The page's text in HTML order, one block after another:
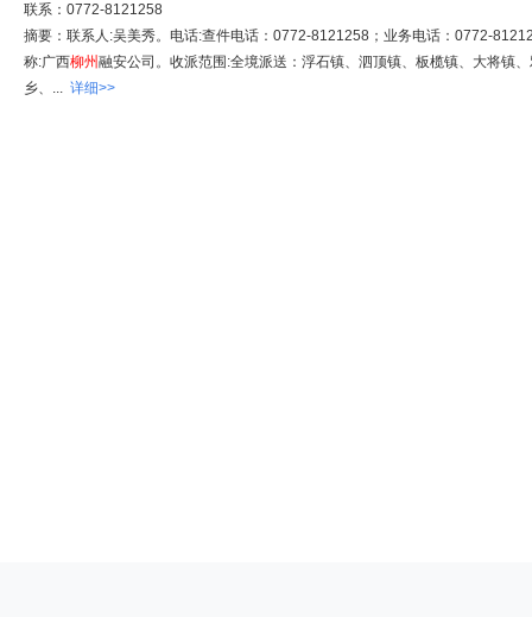
联系：0772-8121258
摘要：联系人:吴美秀。电话:查件电话：0772-8121258；业务电话：0772-
称:广西柳州融安公司。收派范围:全境派送：浮石镇、泗顶镇、板榄镇、大将镇
乡、... 详细>>